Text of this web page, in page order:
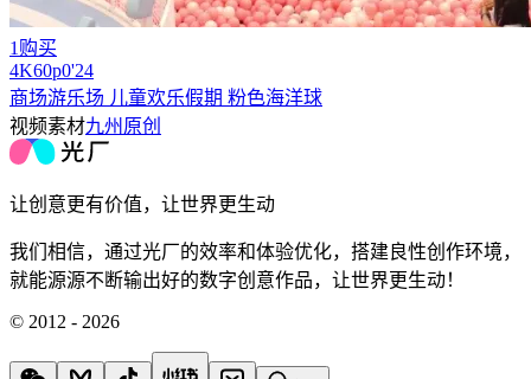
1购买
4K60p0'24
商场游乐场 儿童欢乐假期 粉色海洋球
视频素材九州原创
让创意更有价值，让世界更生动
我们相信，通过光厂的效率和体验优化，搭建良性创作环境，
就能源源不断输出好的数字创意作品，让世界更生动！
© 2012 - 2026